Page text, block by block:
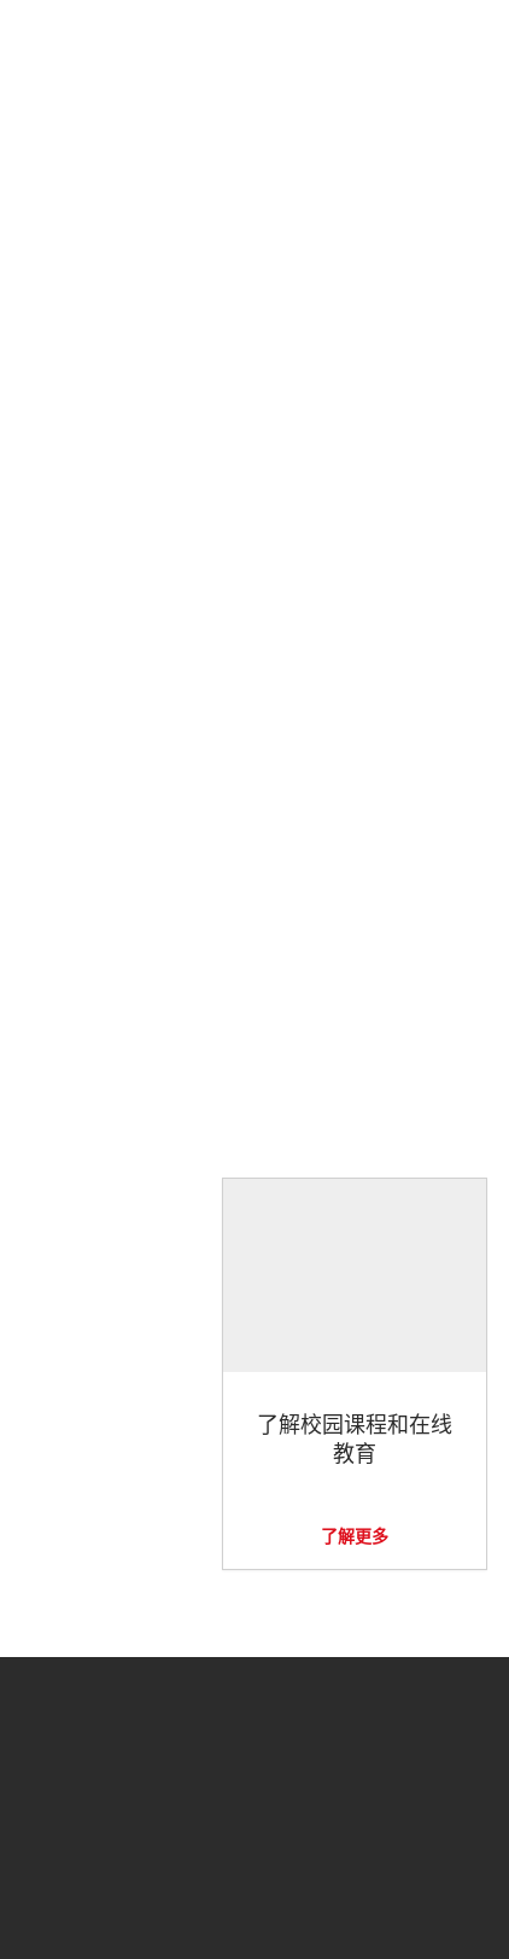
了解校园课程和在线
教育
了解更多